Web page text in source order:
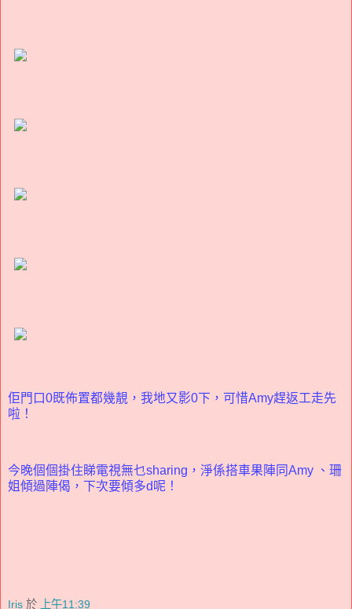
佢門口0既佈置都幾靚，我地又影0下，可惜Amy趕返工走先
啦！
今晚個個掛住睇電視無乜sharing，淨係搭車果陣同Amy 、珊
姐傾過陣偈，下次要傾多d呢！
Iris 於 上午11:39